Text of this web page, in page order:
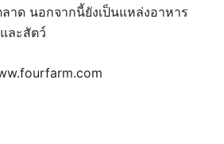
าด นอกจากนี้ยังเป็นแหล่งอาหาร
ละสัตว์